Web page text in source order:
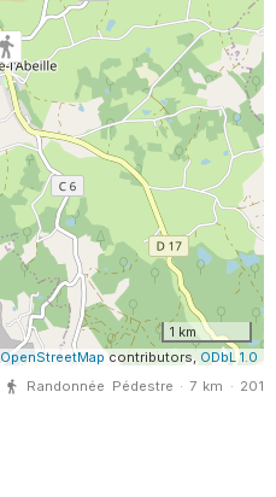
1 km
OpenStreetMap contributors, ODbL 1.0
Randonnée Pédestre · 7 km · 201